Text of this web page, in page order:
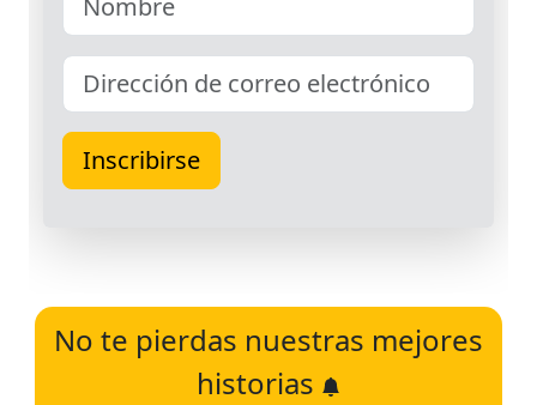
No te pierdas nuestras mejores
historias